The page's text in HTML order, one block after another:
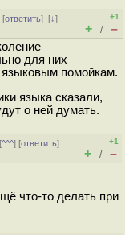
[ответить][↓]
+1
+ / –
для них
языковым помойкам.
языка сказали,
о ней думать.
^^^] [ответить]
+1
+ / –
что-то делать при